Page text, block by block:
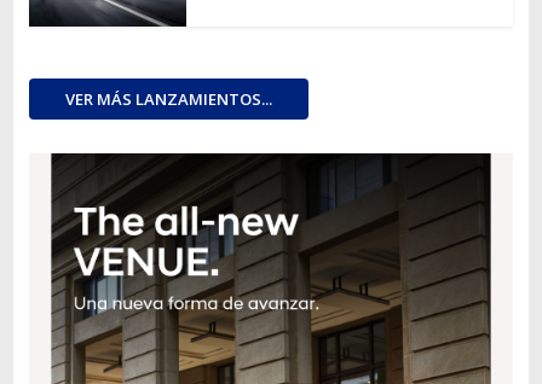
VER MÁS LANZAMIENTOS...